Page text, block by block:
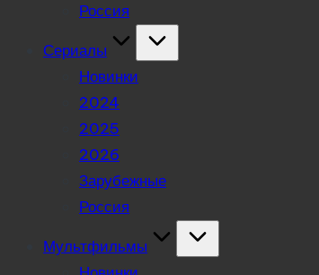
Россия
Сериалы
Новинки
2024
2025
2026
Зарубежные
Россия
Мультфильмы